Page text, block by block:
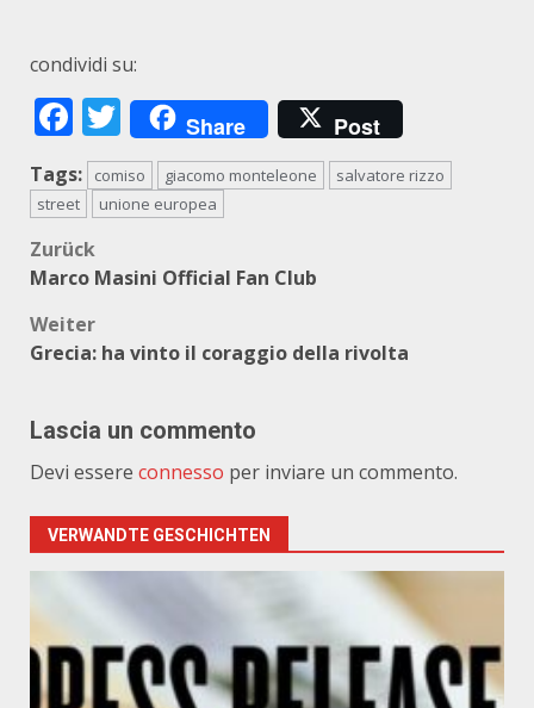
condividi su:
Facebook
Twitter
Share Post
Tags: comiso giacomo monteleone
salvatore rizzo
street
unione europea
Beitragsnavigation
Zurück
Marco Masini Official Fan Club
Weiter
Grecia: ha vinto il coraggio della rivolta
Lascia un commento
Devi essere connesso per inviare un commento.
VERWANDTE GESCHICHTEN